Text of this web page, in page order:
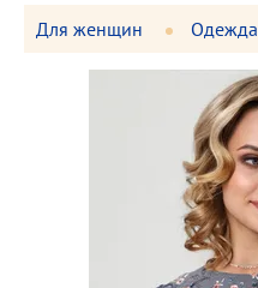
Для женщин Одежда
Большая